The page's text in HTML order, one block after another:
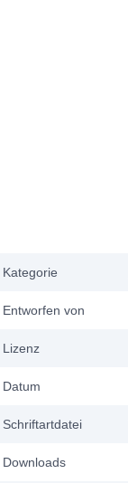
Kategorie
Entworfen von
Lizenz
Datum
Schriftartdatei
Downloads